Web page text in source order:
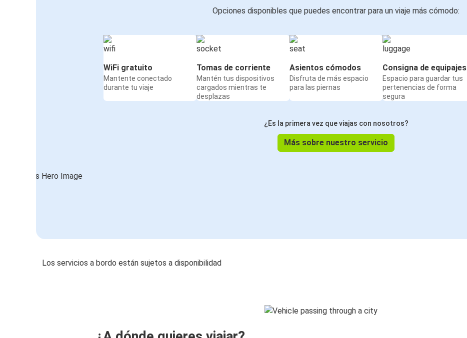
Opciones disponibles que puedes encontrar para un viaje más cómodo:
WiFi gratuito
Mantente conectado
durante tu viaje
Tomas de corriente
Mantén tus dispositivos
cargados mientras te
desplazas
Asientos cómodos
Disfruta de más espacio
para las piernas
Consigna de equipajes
Espacio para guardar tus
pertenencias de forma
segura
¿Es la primera vez que viajas con nosotros?
Más sobre nuestro servicio
Los servicios a bordo están sujetos a disponibilidad